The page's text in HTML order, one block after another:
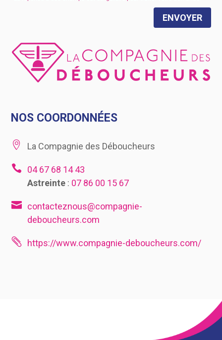
ENVOYER
NOS COORDONNÉES
 La Compagnie des Déboucheurs

04 67 68 14 43
Astreinte: 07 86 00 15 67
 contacteznous@compagnie-
deboucheurs.com
 https://www.compagnie-deboucheurs.com/